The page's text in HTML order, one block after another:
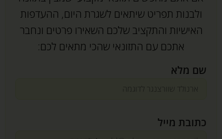
ולבנות תפריט שיתאים לשגרת היום, ההעדפות
האישיות והתקציב שלכם השאירו פרטים ונחבר
אתכם עם התזונאי שהכי מתאים לכם:
שם מלא
כתובת מייל